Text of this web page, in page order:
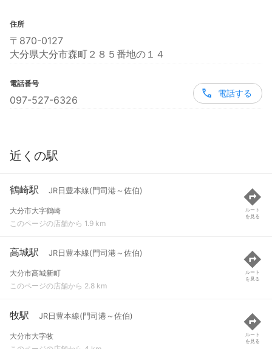
住所
〒870-0127
大分県大分市森町２８５番地の１４
電話番号
097-527-6326
電話する
近くの駅
鶴崎駅 JR日豊本線(門司港～佐伯)
大分市大字鶴崎
このページの店舗から 1.9 km
ルート
を見る
高城駅 JR日豊本線(門司港～佐伯)
大分市高城新町
このページの店舗から 2.8 km
ルート
を見る
牧駅 JR日豊本線(門司港～佐伯)
大分市大字牧
ルート
を見る